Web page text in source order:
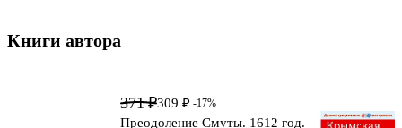
Книги автора
371 ₽309 ₽ -17%
Преодоление Смуты. 1612 год.